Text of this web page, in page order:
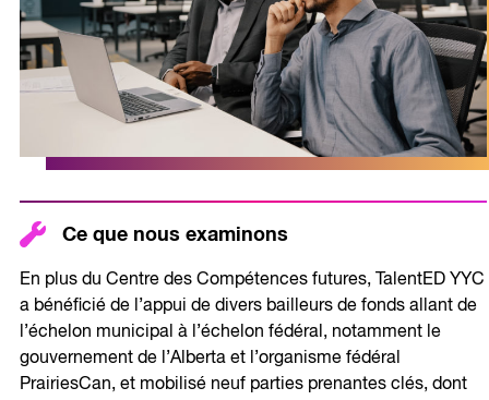
Ce que nous examinons
En plus du Centre des Compétences futures, TalentED YYC
a bénéficié de l’appui de divers bailleurs de fonds allant de
l’échelon municipal à l’échelon fédéral, notamment le
gouvernement de l’Alberta et l’organisme fédéral
PrairiesCan, et mobilisé neuf parties prenantes clés, dont